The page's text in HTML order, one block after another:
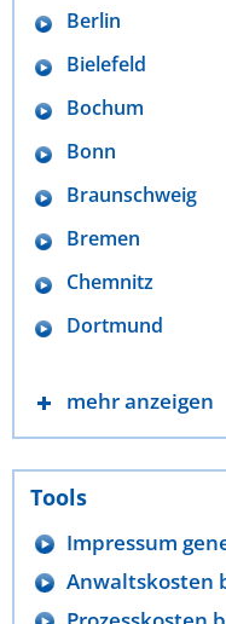
Berlin
Bielefeld
Bochum
Bonn
Braunschweig
Bremen
Chemnitz
Dortmund
mehr anzeigen
Tools
Impressum
Anwaltskosten